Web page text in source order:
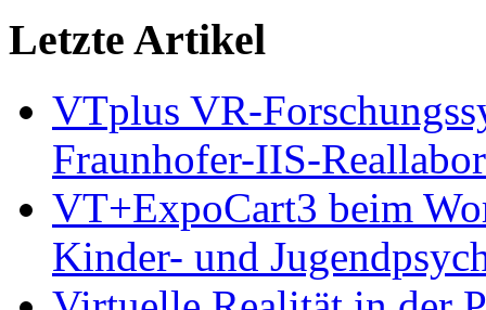
Letzte Artikel
VTplus VR-
Fraunhofer-IIS-
VT+ExpoCart3 beim
Kinder- und